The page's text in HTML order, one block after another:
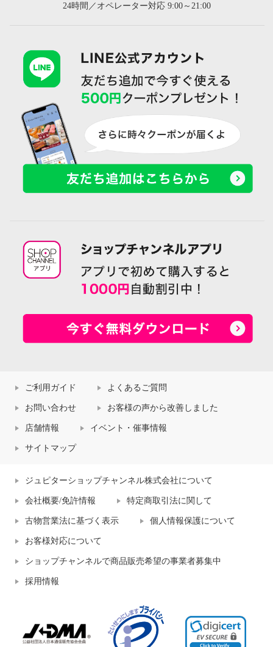
24時間／オペレーター対応 9:00～21:00
ご利用ガイド よくあるご質問
お問い合わせ お客様の声から改善しました
店舗情報 イベント・催事情報
サイトマップ
ジュピターショップチャンネル株式会社について
会社概要/免許情報 特定商取引法に関して
古物営業法に基づく表示 個人情報保護について
お客様対応について
ショップチャンネルで商品販売希望の事業者募集中
採用情報